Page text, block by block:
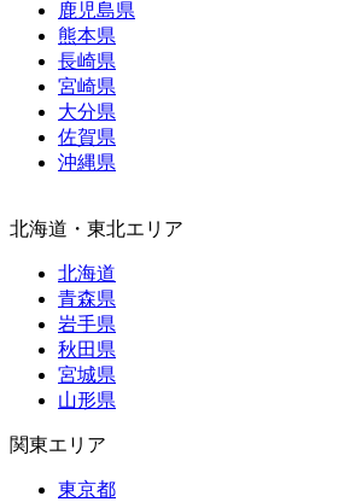
鹿児島県
熊本県
長崎県
宮崎県
大分県
佐賀県
沖縄県
北海道・東北エリア
北海道
青森県
岩手県
秋田県
宮城県
山形県
関東エリア
東京都